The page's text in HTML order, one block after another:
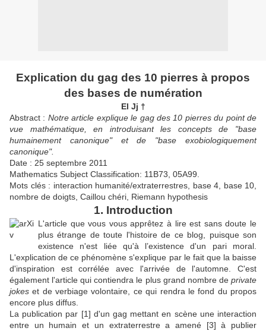
Explication du gag des 10 pierres à propos
des bases de numération
El Jj †
Abstract : Notre article explique le gag des 10 pierres du point de
vue mathématique, en introduisant les concepts de "base
humainement canonique" et de "base exobiologiquement
canonique".
Date : 25 septembre 2011
Mathematics Subject Classification: 11B73, 05A99.
Mots clés : interaction humanité/extraterrestres, base 4, base 10,
nombre de doigts, Caillou chéri, Riemann hypothesis
1. Introduction
L'article que vous vous apprêtez à lire est sans doute le
plus étrange de toute l'histoire de ce blog, puisque son
existence n'est liée qu'à l’existence d'un pari moral.
L'explication de ce phénomène s'explique par le fait que la baisse
d'inspiration est corrélée avec l'arrivée de l'automne. C'est
également l'article qui contiendra le plus grand nombre de private
jokes et de verbiage volontaire, ce qui rendra le fond du propos
encore plus diffus.
La publication par [1] d'un gag mettant en scène une interaction
entre un humain et un extraterrestre a amené [3] à publier